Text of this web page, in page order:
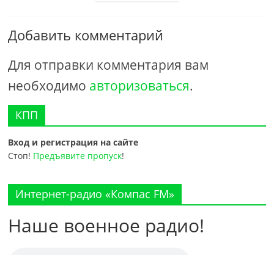
Добавить комментарий
Для отправки комментария вам
необходимо авторизоваться.
КПП
Вход и регистрация на сайте
Стоп! Предъявите пропуск!
Интернет-радио «Компас FM»
Наше военное радио!